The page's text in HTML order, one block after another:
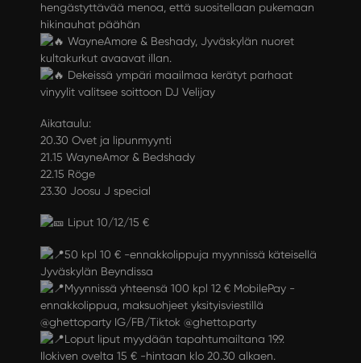
hengästyttävää menoa, että suositellaan pukemaan
hikinauhat päähän
WayneAmore & Beshady, Jyväskylän nuoret
kultakurkut avaavat illan.
Dekeissä ympäri maailmaa kerätyt parhaat
vinyylit valitsee soittoon DJ Velijay
Aikataulu:
20.30 Ovet ja lipunmyynti
21.15 WayneAmor & Bedshady
22.15 Röge
23.30 Joosu J special
Liput 10/12/15 €
50 kpl 10 € -ennakkolippuja myynnissä käteisellä
Jyväskylän Beyndissa
Myynnissä yhteensä 100 kpl 12 € MobilePay -
ennakkolippua, maksuohjeet yksityisviestillä
@ghettoparty IG/FB/Tiktok @ghetto.party
Loput liput myydään tapahtumailtana 19.9.
Ilokiven ovelta 15 € -hintaan klo 20.30 alkaen.